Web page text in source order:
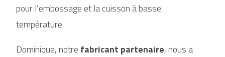
pour l’embossage et la cuisson à basse
température.
Dominique, notre fabricant partenaire, nous a